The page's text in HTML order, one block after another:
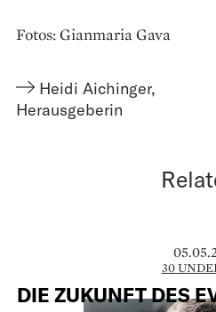
Fotos: Gianmaria Gava
Heidi Aichinger,
Herausgeberin
30
DIE ZUKUNFT DES